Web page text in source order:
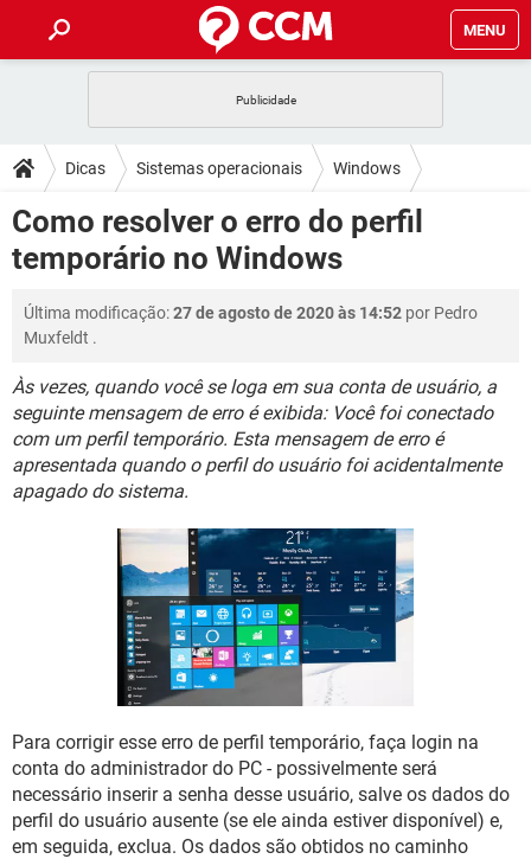
MENU
CELULAR FACEBOOK
OUTLOOK EXCEL
INSTAGRAM GMAIL
DICAS
JOGOS WHATSAPP
CELULAR FACEBOOK
OUTLOOK
INSTAGRAM GMAIL
DOWNLOADS
JOGOS WHATSAPP
OUTLOOK
GUIA DE COMPRAS
FÓRUM
JOGOS WHATSAPP
OUTLOOK EXCEL
INSTAGRAM GMAIL
GUIA DE COMPRAS
GLOSSÁRIO
CELULAR FACEBOOK
OUTLOOK EXCEL
INSTAGRAM
GUIA DE COMPRAS
Dicas Sistemas operacionais Windows
Windows 7
Como resolver o erro do perfil
temporário no Windows
Última modificação:27 de agosto de 2020 às 14:52 por Pedro
Muxfeldt .
Às vezes, quando você se loga em sua conta de usuário, a
seguinte mensagem de erro é exibida: Você foi conectado
com um perfil temporário. Esta mensagem de erro é
apresentada quando o perfil do usuário foi acidentalmente
apagado do sistema.
Para corrigir esse erro de perfil temporário, faça login na
conta do administrador do PC - possivelmente será
necessário inserir a senha desse usuário, salve os dados do
perfil do usuário ausente (se ele ainda estiver disponível) e,
em seguida, exclua. Os dados são obtidos no caminho